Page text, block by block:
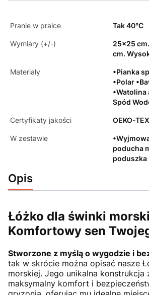
Pranie w pralce Tak 40°C
Wymiary (+/-)
25x25
cm.
Materiały
•Pianka
•Polar
•Watolina
Spód
Certyfikaty jakości OEKO-TEX
W zestawie
poducha
poduszka
Opis
Łóżko dla świnki
Komfortowy sen
Stworzone z myślą o wygodzie i
tak w skrócie można opisać nasze
morskiej. Jego unikalna konstrukcja
maksymalny komfort i